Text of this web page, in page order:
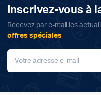
Inscrivez-vous à
Recevez par e-mail les
offres spéciales